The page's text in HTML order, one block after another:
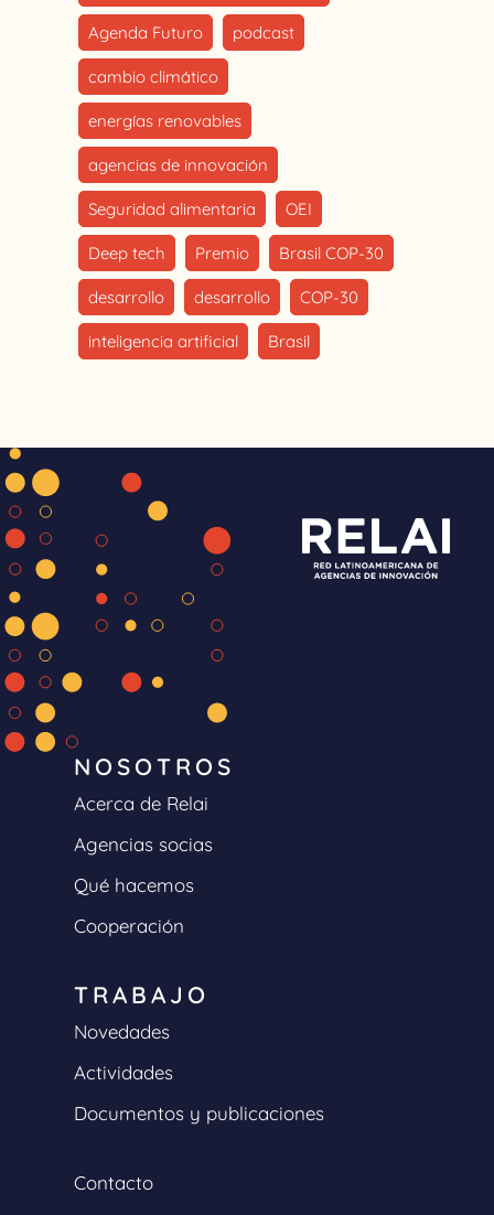
Agenda Futuro podcast
cambio climático
energías renovables
agencias de innovación
Seguridad alimentaria OEI
Deep tech Premio Brasil COP-30
desarrollo desarrollo COP-30
inteligencia artificial Brasil
NOSOTROS
Acerca de Relai
Agencias socias
Qué hacemos
Cooperación
TRABAJO
Novedades
Actividades
Documentos y publicaciones
Contacto